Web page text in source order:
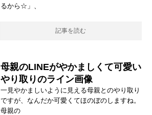
るから☆」、
記事を読む
母親のLINEがやかましくて可愛い
やり取りのライン画像
一見やかましいように見える母親とのやり取り
ですが、なんだか可愛くてほのぼのしますね。
母親の